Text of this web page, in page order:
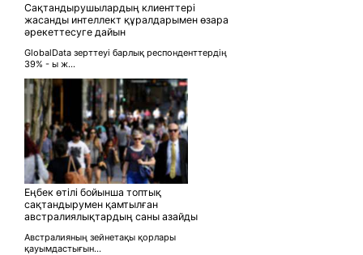
Сақтандырушылардың клиенттері
жасанды интеллект құралдарымен өзара
әрекеттесуге дайын
GlobalData зерттеуі барлық респонденттердің
39% - ы ж...
Еңбек өтілі бойынша топтық
сақтандырумен қамтылған
австралиялықтардың саны азайды
Австралияның зейнетақы қорлары
қауымдастығын...